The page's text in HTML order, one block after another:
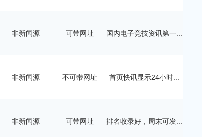
非新闻源 可带网址 国内电子竞技资讯第一...
非新闻源 不可带网址 首页快讯显示24小时...
非新闻源 可带网址 排名收录好，周末可发...